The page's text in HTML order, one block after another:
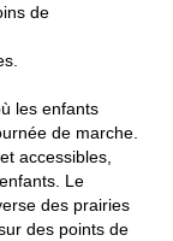
de
les enfants
de marche.
accessibles,
Le
des prairies
des points de